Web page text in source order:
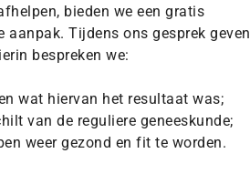
bieden we een gratis
Tijdens ons gesprek geven
bespreken we:
wat hiervan het resultaat was;
van de reguliere geneeskunde;
weer gezond en fit te worden.